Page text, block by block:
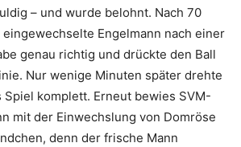
– und wurde belohnt. Nach 70
Engelmann nach einer
genau richtig und drückte den Ball
Nur wenige Minuten später drehte
komplett. Erneut bewies SVM-
mit der Einwechslung von Domröse
denn der frische Mann